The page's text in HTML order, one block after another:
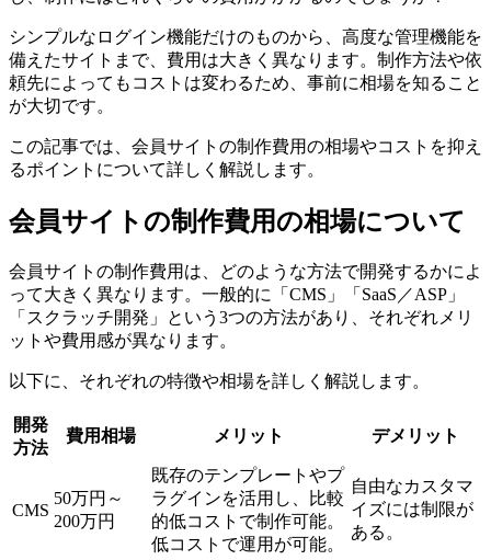
シンプルなログイン機能だけのものから、高度な管理機能を
備えたサイトまで、費用は大きく異なります。制作方法や依
頼先によってもコストは変わるため、事前に相場を知ること
が大切です。
この記事では、会員サイトの制作費用の相場やコストを抑え
るポイントについて詳しく解説します。
会員サイトの制作費用の相場について
会員サイトの制作費用は、どのような方法で開発するかによ
って大きく異なります。一般的に「CMS」「SaaS／ASP」
「スクラッチ開発」という3つの方法があり、それぞれメリ
ットや費用感が異なります。
以下に、それぞれの特徴や相場を詳しく解説します。
開発
方法
費用相場 メリット デメリット
CMS
50万円～
200万円
既存のテンプレートやプ
ラグインを活用し、比較
的低コストで制作可能。
低コストで運用が可能。
自由なカスタマ
イズには制限が
ある。